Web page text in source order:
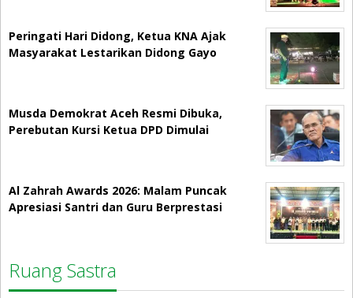
Peringati Hari Didong, Ketua KNA Ajak
Masyarakat Lestarikan Didong Gayo
Musda Demokrat Aceh Resmi Dibuka,
Perebutan Kursi Ketua DPD Dimulai
Al Zahrah Awards 2026: Malam Puncak
Apresiasi Santri dan Guru Berprestasi
Ruang Sastra